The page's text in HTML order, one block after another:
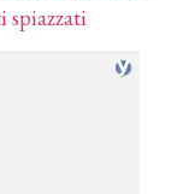
spiazzati